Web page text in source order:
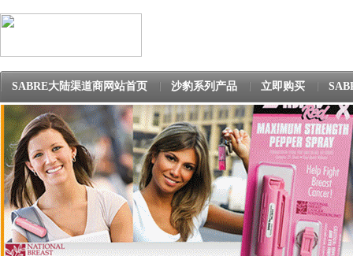
SABRE大陆渠道商网站首页 沙豹系列产品 立即购买